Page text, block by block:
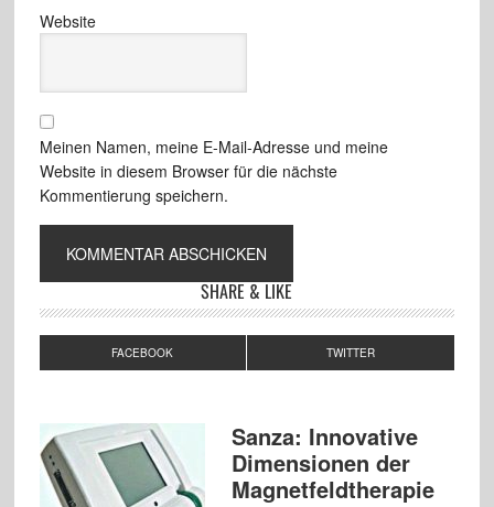
Website
Meinen Namen, meine E-Mail-Adresse und meine
Website in diesem Browser für die nächste
Kommentierung speichern.
SHARE & LIKE
FACEBOOK TWITTER
Sanza: Innovative
Dimensionen der
Magnetfeldtherapie